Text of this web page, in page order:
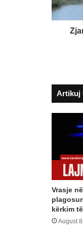
pranë
plazhit
Artikuj
Vrasje
kërkim
August